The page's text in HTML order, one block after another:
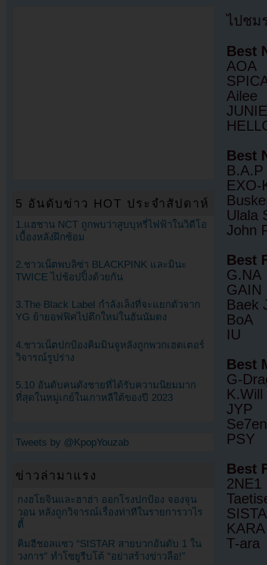
ไปชม
Best
AOA
Ailee
Best
B.A.P
EXO-
Ulala
John
Best
G.NA
GAIN
Baek
BoA
IU
Best
G-
K.Will
JYP
Se7en
PSY
Best
2NE1
KARA
T-ara
5 อันดับข่าว HOT ประจำสัปดาห์
1.แฮชาน NCT ถูกพบว่าสูบบุหรี่ไฟฟ้าในวิดีโอ
เบื้องหลังฝึกซ้อม
2.ชาวเน็ตพบลิซ่า BLACKPINK และมินะ
TWICE ไปช้อปปิ้งด้วยกัน
3.The Black Label กำลังเล็งที่จะแยกตัวจาก
YG ย้ายอฟฟิศไปตึกใหม่ในฮันนัมดง
4.ชาวเน็ตปกป้องคิมมินจูหลังถูกพวกเฮดเตอร์
วิจารณ์รูปร่าง
5.10 อันดับคนดังชายที่ได้รับความนิยมมาก
ที่สุดในหมู่เกย์ในเกาหลีใต้ของปี 2023
Tweets by @KpopYouzab
ข่าวล่ามาแรง
กงฮโยจินและฮาฮ่า ออกโรงปกป้อง จองจุน
วอน หลังถูกวิจารณ์เรื่องท่าทีในรายการวาไร
ตี้
คิมฮีชอลแซว “SISTAR สายบวกอันดับ 1 ใน
วงการ” ทำโซยูรีบโต้ “อย่าสร้างข่าวลือ!”